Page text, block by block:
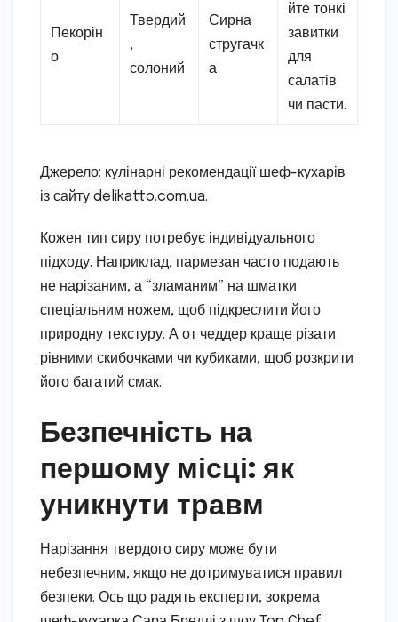
Пекорін
о
Твердий
,
солоний
Сирна
стругачк
а
йте тонкі
завитки
для
салатів
чи пасти.
Джерело: кулінарні рекомендації шеф-кухарів
із сайту delikatto.com.ua.
Кожен тип сиру потребує індивідуального
підходу. Наприклад, пармезан часто подають
не нарізаним, а “зламаним” на шматки
спеціальним ножем, щоб підкреслити його
природну текстуру. А от чеддер краще різати
рівними скибочками чи кубиками, щоб розкрити
його багатий смак.
Безпечність на
першому місці: як
уникнути травм
Нарізання твердого сиру може бути
небезпечним, якщо не дотримуватися правил
безпеки. Ось що радять експерти, зокрема